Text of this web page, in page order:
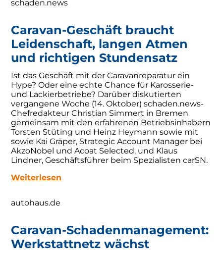
schaden.news
Caravan-Geschäft braucht
Leidenschaft, langen Atmen
und richtigen Stundensatz
Ist das Geschäft mit der Caravanreparatur ein
Hype? Oder eine echte Chance für Karosserie-
und Lackierbetriebe? Darüber diskutierten
vergangene Woche (14. Oktober) schaden.news-
Chefredakteur Christian Simmert in Bremen
gemeinsam mit den erfahrenen Betriebsinhabern
Torsten Stüting und Heinz Heymann sowie mit
sowie Kai Gräper, Strategic Account Manager bei
AkzoNobel und Acoat Selected, und Klaus
Lindner, Geschäftsführer beim Spezialisten carSN.
Weiterlesen
autohaus.de
Caravan-Schadenmanagement:
Werkstattnetz wächst